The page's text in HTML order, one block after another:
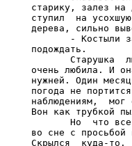
старику, залез на
ступил  на
дерева, сильно
- Костыли
подождать.
Старушка
очень любила. И
нужней. Один
погода не
наблюдениям,  мог
Вон как трубкой
Но  что
во сне с
Скрылся  куда-то.